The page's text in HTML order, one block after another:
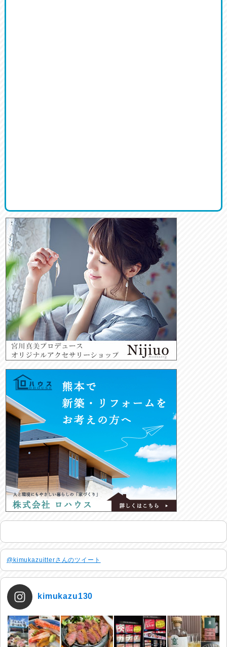
@kimukazuitterさんのツイート
kimukazu130